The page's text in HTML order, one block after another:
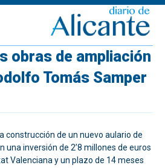
obras de ampliación
Tomás Samper
construcción de un nuevo aulario de
una inversión de 2’8 millones de euros
Valenciana y un plazo de 14 meses